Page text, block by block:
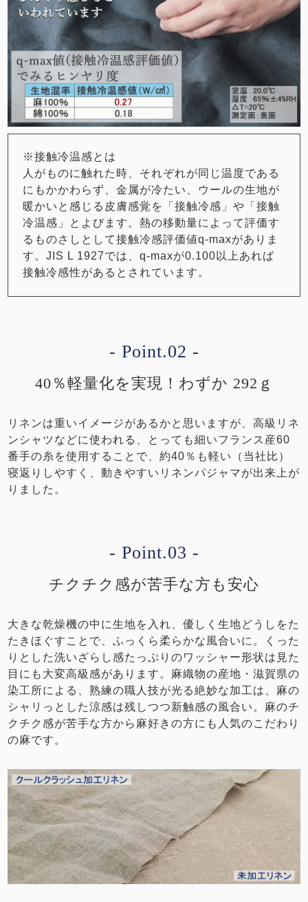
※接触冷温感とは
人がものに触れた時、それぞれが同じ温度である
にもかかわらず、金属が冷たい、ウールの生地が
暖かいと感じる皮膚感覚を「接触冷感」や「接触
冷温感」とよびます。熱の移動量によって評価す
るものさしとして接触冷感評価値q-maxがありま
す。JIS L 1927では、q-maxが0.100以上あれば
接触冷感性があるとされています。
- Point.02 -
40％軽量化を実現！わずか 292ｇ
リネンは重いイメージがあるかと思いますが、高級リネ
ンシャツなどに使われる、とっても細いフランス産60
番手の糸を使用することで、約40％も軽い（当社比）
寝返りしやすく、動きやすいリネンパジャマが出来上が
りました。
- Point.03 -
チクチク感が苦手な方も安心
大きな乾燥機の中に生地を入れ、優しく生地どうしをた
たきほぐすことで、ふっくら柔らかな風合いに。くった
りとした洗いざらし感たっぷりのワッシャー形状は見た
目にも大変高級感があります。麻織物の産地・滋賀県の
染工所による、熟練の職人技が光る絶妙な加工は、麻の
シャリっとした涼感は残しつつ新触感の風合い。麻のチ
クチク感が苦手な方から麻好きの方にも人気のこだわり
の麻です。